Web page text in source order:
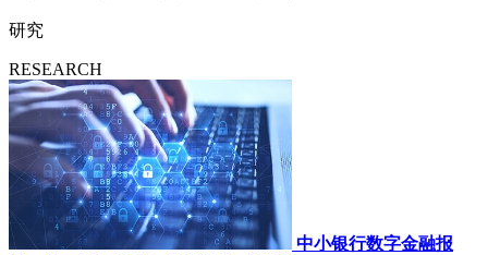
研究
RESEARCH
中小银行数字金融报